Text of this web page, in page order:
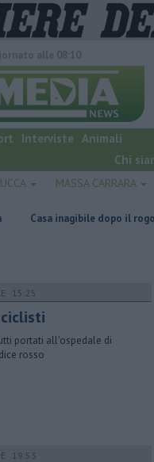
Interviste Animali
Chi
MASSA CARRARA
dopo il rogo nel
15:25
portati all'ospedale di
rosso
19:53